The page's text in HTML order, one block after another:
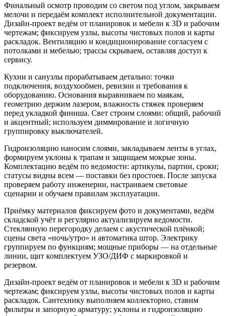
Финальный осмотр проводим со светом под углом, закрываем
мелочи и передаём комплект исполнительной документации.
Дизайн‑проект ведём от планировок и мебели к 3D и рабочим
чертежам; фиксируем узлы, высоты чистовых полов и карты
раскладок. Вентиляцию и кондиционирование согласуем с
потолками и мебелью; трассы скрываем, оставляя доступ к
сервису.
Кухни и санузлы прорабатываем детально: точки
подключения, воздухообмен, ревизии и требования к
оборудованию. Основания выравниваем по маякам,
геометрию держим лазером, влажность стяжек проверяем
перед укладкой финиша. Свет строим слоями: общий, рабочий
и акцентный; используем диммирование и логичную
группировку выключателей.
Гидроизоляцию наносим слоями, закладываем ленты в углах,
формируем уклоны к трапам и защищаем мокрые зоны.
Комплектацию ведём по ведомости: артикулы, партии, сроки;
статусы видны всем — поставки без простоев. После запуска
проверяем работу инженерии, настраиваем световые
сценарии и обучаем правилам эксплуатации.
Приёмку материалов фиксируем фото и документами, ведём
складской учёт и регулярно актуализируем ведомости.
Стеклянную перегородку делаем с акустической плёнкой;
сцены света «ночь/утро» и автоматика штор. Электрику
группируем по функциям; мощные приборы — на отдельные
линии, щит комплектуем УЗО/ДИФ с маркировкой и
резервом.
Дизайн‑проект ведём от планировок и мебели к 3D и рабочим
чертежам; фиксируем узлы, высоты чистовых полов и карты
раскладок. Сантехнику выполняем коллекторно, ставим
фильтры и запорную арматуру; уклоны и гидроизоляцию